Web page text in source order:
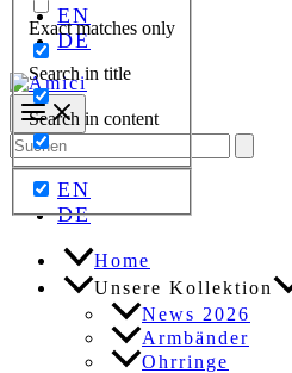
Exact matches only
Search in title
Search in content
EN
DE
Search
for:
EN
DE
Home
Unsere Kollektion
News 2026
Armbänder
Ohrringe